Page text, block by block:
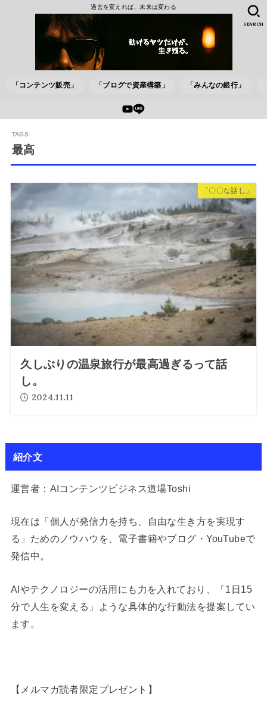
過去を変えれば、未来は変わる
「コンテンツ販売」 「ブログで資産構築」 「みんなの銀行」
SEARCH
最高
「〇〇な話し」
久しぶりの温泉旅行が最高過ぎるって話
し。
2024.11.11
紹介文
運営者：AIコンテンツビジネス道場Toshi
現在は「個人が発信力を持ち、自由な生き方を実現す
る」ためのノウハウを、電子書籍やブログ・YouTubeで
発信中。
AIやテクノロジーの活用にも力を入れており、「1日15
分で人生を変える」ような具体的な行動法を提案してい
ます。
【メルマガ読者限定プレゼント】